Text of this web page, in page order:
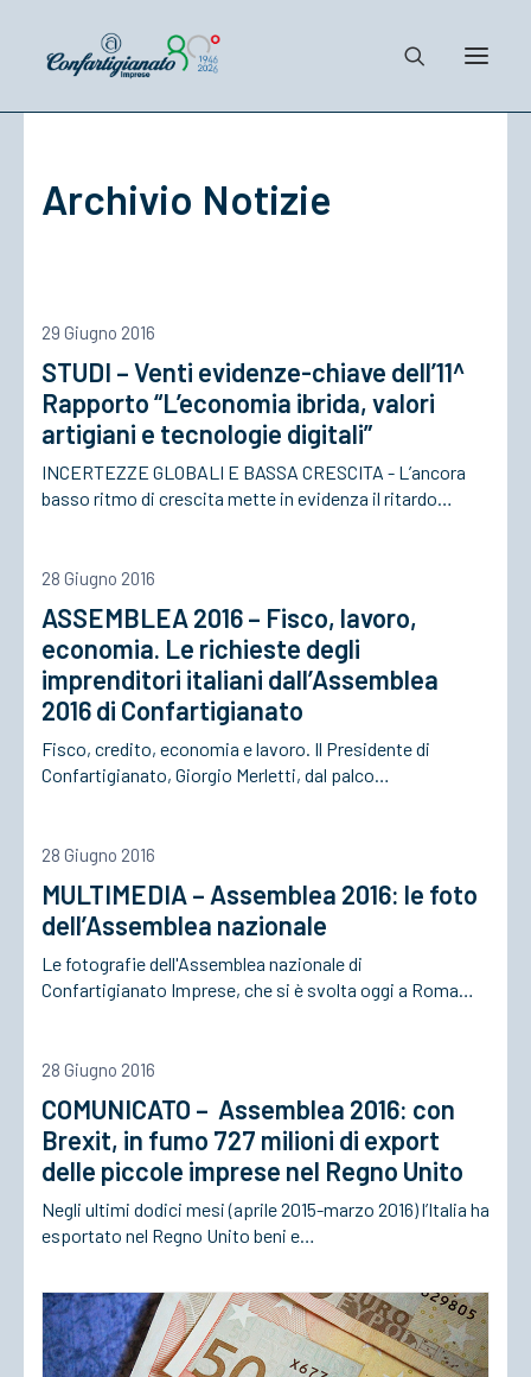
Confartigianato
Cosa Facciamo
Associarsi
ACCEDI
Archivio Notizie
29 Giugno 2016
STUDI – Venti evidenze-chiave dell’11^
Rapporto “L’economia ibrida, valori
artigiani e tecnologie digitali”
INCERTEZZE GLOBALI E BASSA CRESCITA - L’ancora
basso ritmo di crescita mette in evidenza il ritardo…
28 Giugno 2016
ASSEMBLEA 2016 – Fisco, lavoro,
economia. Le richieste degli
imprenditori italiani dall’Assemblea
2016 di Confartigianato
Fisco, credito, economia e lavoro. Il Presidente di
Confartigianato, Giorgio Merletti, dal palco…
28 Giugno 2016
MULTIMEDIA – Assemblea 2016: le foto
dell’Assemblea nazionale
Le fotografie dell'Assemblea nazionale di
Confartigianato Imprese, che si è svolta oggi a Roma…
28 Giugno 2016
COMUNICATO – Assemblea 2016: con
Brexit, in fumo 727 milioni di export
delle piccole imprese nel Regno Unito
Negli ultimi dodici mesi (aprile 2015-marzo 2016) l’Italia ha
esportato nel Regno Unito beni e…